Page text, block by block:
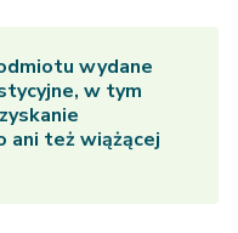
wydane
, w tym
ani też wiążącej